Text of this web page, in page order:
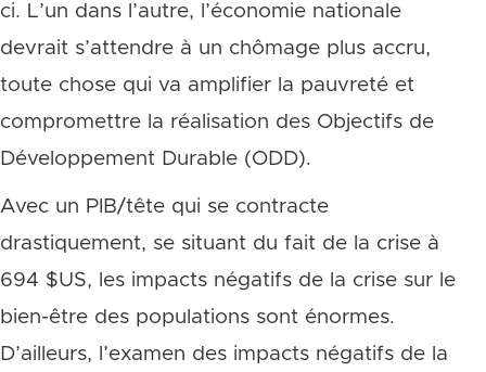
ci. L’un dans l’autre, l’économie nationale
devrait s’attendre à un chômage plus accru,
toute chose qui va amplifier la pauvreté et
compromettre la réalisation des Objectifs de
Développement Durable (ODD).
Avec un PIB/tête qui se contracte
drastiquement, se situant du fait de la crise à
694 $US, les impacts négatifs de la crise sur le
bien-être des populations sont énormes.
D’ailleurs, l’examen des impacts négatifs de la